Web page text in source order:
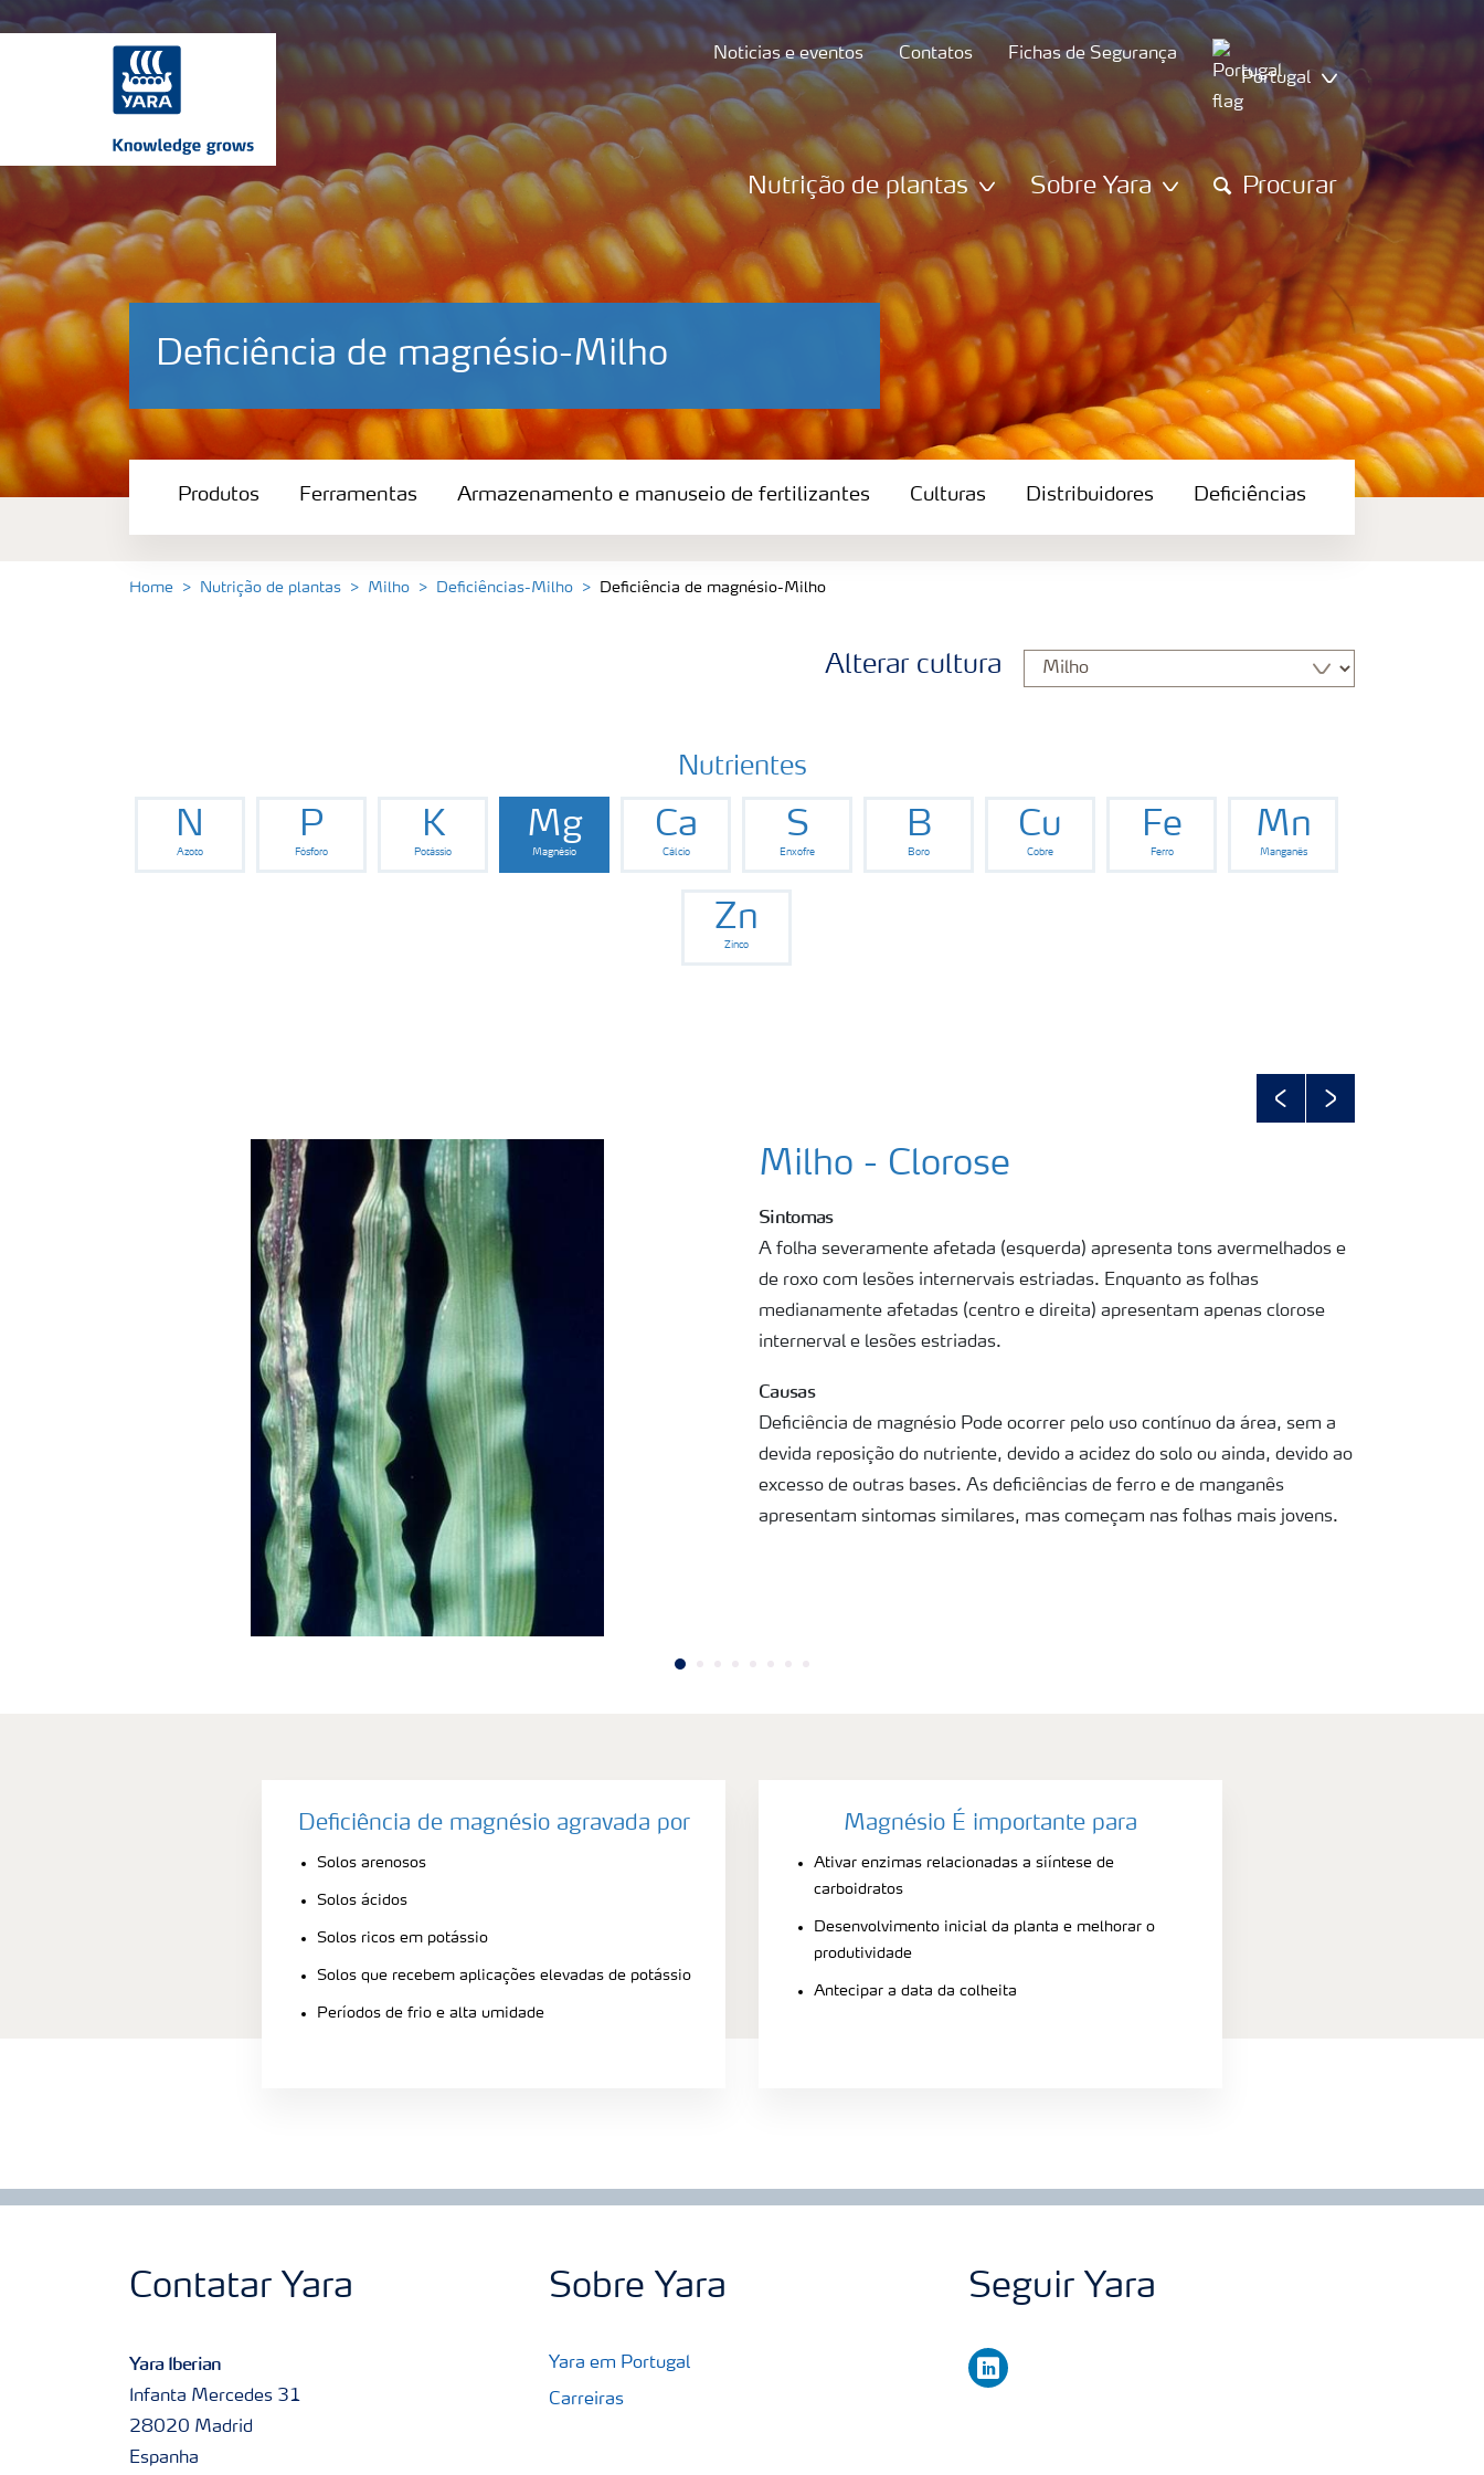
Noticias e eventos Contatos
Fichas de Segurança
Portugal
Nutrição de plantas Sobre Yara Procurar
Deficiência de magnésio-Milho
Produtos
Armazenamento e manuseio de fertilizantes
Produtos Ferramentas Armazenamento e manuseio de fertilizantes Culturas Distribuidores Deficiências
Home Nutrição de plantas Milho Deficiências-Milho Deficiência de magnésio-Milho
Alterar cultura
Nutrientes
N
Azoto
P
Fósforo
K
Potássio
Mg
Magnésio
Ca
Cálcio
S
Enxofre
B
Boro
Cu
Cobre
Fe
Ferro
Mn
Manganês
Zn
Zinco
PreviousNext
Milho - Clorose
Sintomas
A folha severamente afetada (esquerda) apresenta tons avermelhados e
de roxo com lesões internervais estriadas. Enquanto as folhas
medianamente afetadas (centro e direita) apresentam apenas clorose
internerval e lesões estriadas.
Causas
Deficiência de magnésio Pode ocorrer pelo uso contínuo da área, sem a
devida reposição do nutriente, devido a acidez do solo ou ainda, devido ao
excesso de outras bases. As deficiências de ferro e de manganês
apresentam sintomas similares, mas começam nas folhas mais jovens.
Deficiência de magnésio agravada por
Solos arenosos
Solos ácidos
Solos ricos em potássio
Solos que recebem aplicações elevadas de potássio
Períodos de frio e alta umidade
Magnésio É importante para
Ativar enzimas relacionadas a siíntese de
carboidratos
Desenvolvimento inicial da planta e melhorar o
produtividade
Antecipar a data da colheita
Contatar Yara
Yara Iberian
Infanta Mercedes 31
28020 Madrid
Espanha
Sobre Yara
Yara em Portugal
Carreiras
Seguir Yara
linkedin